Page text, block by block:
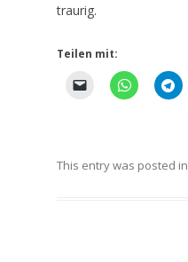
traurig.
Teilen mit:
This entry was posted in